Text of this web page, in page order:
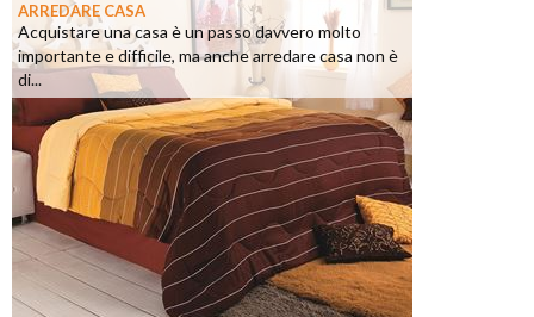
ARREDARE CASA
Acquistare una casa è un passo davvero molto
importante e difficile, ma anche arredare casa non è
di...